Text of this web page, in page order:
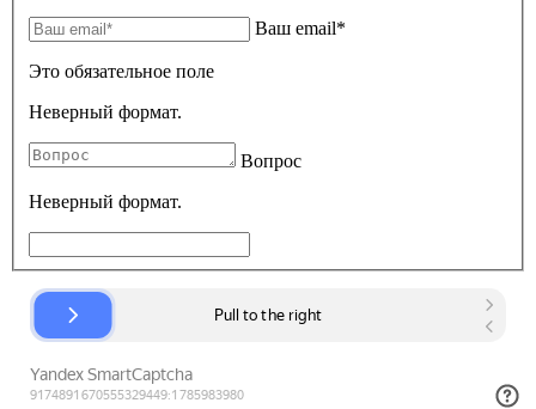
Ваш email*
Это обязательное поле
Неверный формат.
Вопрос
Неверный формат.